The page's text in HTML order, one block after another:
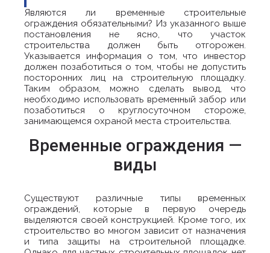
Являются ли временные строительные
ограждения обязательными? Из указанного выше
постановления не ясно, что участок
строительства должен быть отгорожен.
Указывается информация о том, что инвестор
должен позаботиться о том, чтобы не допустить
посторонних лиц на строительную площадку.
Таким образом, можно сделать вывод, что
необходимо использовать временный забор или
позаботиться о круглосуточном стороже,
занимающемся охраной места строительства.
Временные ограждения —
виды
Существуют различные типы временных
ограждений, которые в первую очередь
выделяются своей конструкцией. Кроме того, их
строительство во многом зависит от назначения
и типа защиты на строительной площадке.